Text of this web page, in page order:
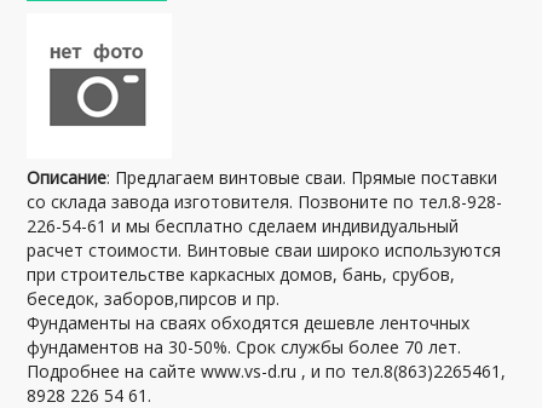
Описание: Предлагаем винтовые сваи. Прямые поставки
со склада завода изготовителя. Позвоните по тел.8-928-
226-54-61 и мы бесплатно сделаем индивидуальный
расчет стоимости. Винтовые сваи широко используются
при строительстве каркасных домов, бань, срубов,
беседок, заборов,пирсов и пр.
Фундаменты на сваях обходятся дешевле ленточных
фундаментов на 30-50%. Срок службы более 70 лет.
Подробнее на сайте www.vs-d.ru , и по тел.8(863)2265461,
8928 226 54 61.